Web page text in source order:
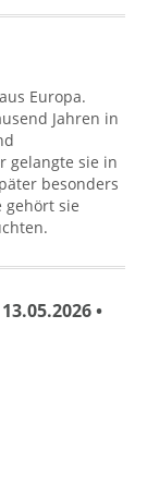
Europa.
Jahren in
gelangte sie in
besonders
gehört sie
•